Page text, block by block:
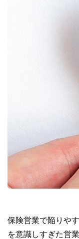
保険営業で陥りや
を意識しすぎた営